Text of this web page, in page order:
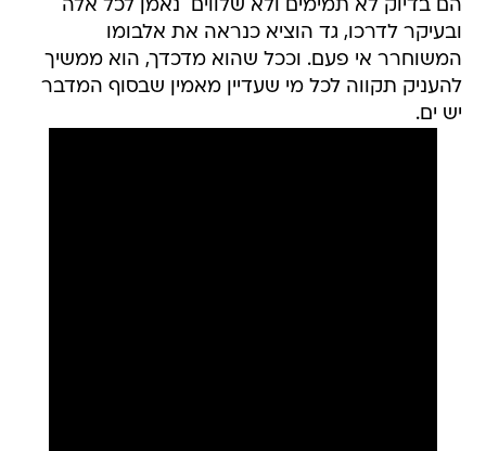
הם בדיוק לא תמימים ולא שלווים  נאמן לכל אלה
ובעיקר לדרכו, גד הוציא כנראה את אלבומו
המשוחרר אי פעם. וככל שהוא מדכדך, הוא ממשיך
להעניק תקווה לכל מי שעדיין מאמין שבסוף המדבר
יש ים.